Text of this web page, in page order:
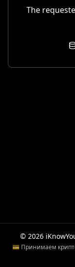
The
© 2026
💳 Принимаем